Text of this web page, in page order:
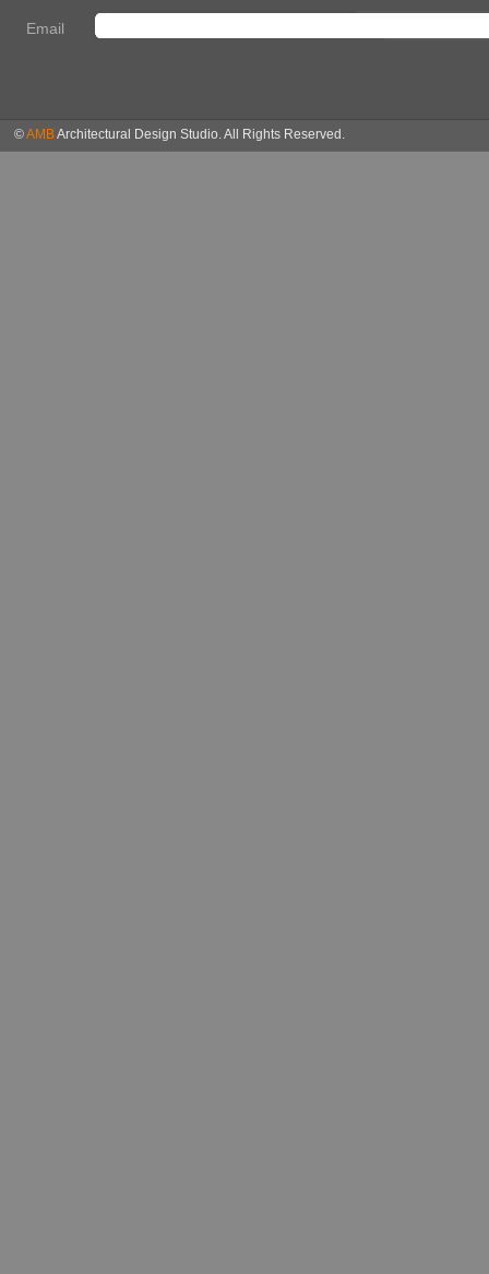
Email
©AMBArchitectural Design Studio. All Rights Reserved.